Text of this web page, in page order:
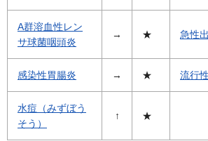
A群溶血性レン
サ球菌咽頭炎
→ ★ 急性
感染性胃腸炎 → ★ 流行
水痘（みずぼう
そう）
↑ ★